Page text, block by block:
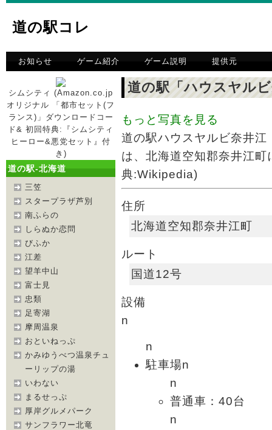
道の駅コレ
お知らせ ゲーム紹介 ゲーム説明 提供元
シムシティ (Amazon.co.jp
オリジナル 「都市セット(フ
ランス)」ダウンロードコー
ド& 初回特典:『シムシティ
ヒーロー&悪党セット』付
き)
道の駅-北海道
三笠
スタープラザ芦別
南ふらの
しらぬか恋問
びふか
江差
望羊中山
富士見
忠類
足寄湖
摩周温泉
おといねっぷ
かみゆうべつ温泉チュ
ーリップの湯
いわない
まるせっぷ
厚岸グルメパーク
サンフラワー北竜
道の駅「ハウスヤル
もっと写真を見る
道の駅ハウスヤルビ奈井
は、北海道空知郡奈井江
典:Wikipedia)
住所
北海道空知郡奈井江町
ルート
国道12号
設備
n
n
駐車場n
n
普通車：40台
n